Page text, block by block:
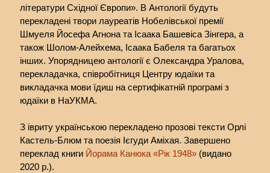
літератури Східної Європи». В Антології будуть
перекладені твори лауреатів Нобелівської премії
Шмуеля Йосефа Агнона та Ісаака Башевіса Зінгера, а
також Шолом-Алейхема, Ісаака Бабеля та багатьох
інших. Упорядницею антології є Олександра Уралова,
перекладачка, співробітниця Центру юдаїки та
викладачка мови їдиш на сертифікатній програмі з
юдаїки в НаУКМА.
З івриту українською перекладено прозові тексти Орлі
Кастель-Блюм та поезія Ієгуди Аміхая. Завершено
переклад книги Йорама Канюка «Рік 1948»(видано
2020 р.).